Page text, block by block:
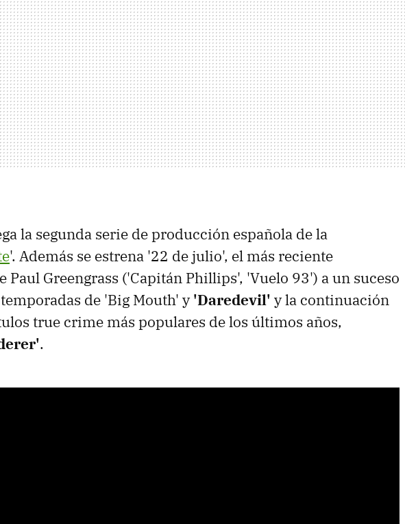
la segunda serie de producción española de la
'. Además se estrena '22 de julio', el más reciente
Paul Greengrass ('Capitán Phillips', 'Vuelo 93') a un suceso
de 'Big Mouth' y'Daredevil' y la continuación
true crime más populares de los últimos años,
.